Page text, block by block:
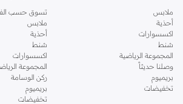
ملابس
أحذية
اكسسوارات
شنط
المجموعة الرياضية
وصلنا حديثاً
بريميوم
تخفيضات
تسوق حسب
ملابس
أحذية
شنط
اكسسوارات
المجموعة
ركن الوسامة
بريميوم
تخفيضات